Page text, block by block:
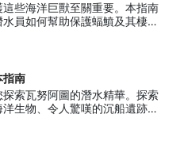
些海洋巨獸至關重要。本指南
員如何幫助保護蝠鱝及其棲息
指南
索瓦努阿圖的潛水精華。探索
生物、令人驚嘆的沉船遺跡，